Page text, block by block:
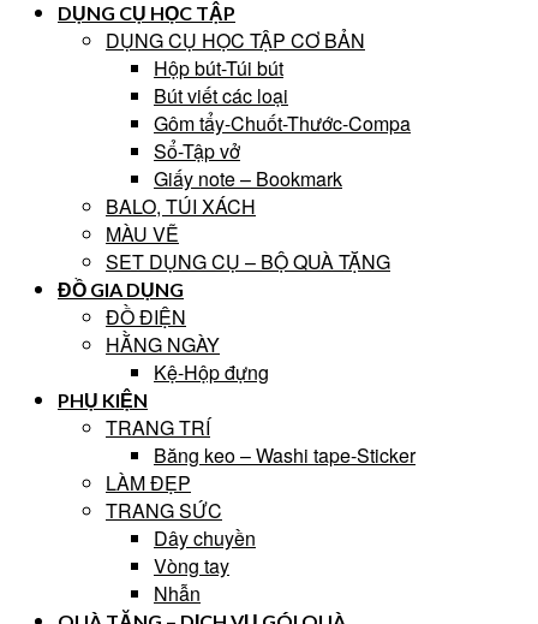
DỤNG CỤ HỌC TẬP
DỤNG CỤ HỌC TẬP CƠ BẢN
Hộp bút-Túi bút
Bút viết các loại
Gôm tẩy-Chuốt-Thước-Compa
Sổ-Tập vở
Giấy note – Bookmark
BALO, TÚI XÁCH
MÀU VẼ
SET DỤNG CỤ – BỘ QUÀ TẶNG
ĐỒ GIA DỤNG
ĐỒ ĐIỆN
HẰNG NGÀY
Kệ-Hộp đựng
PHỤ KIỆN
TRANG TRÍ
Băng keo – Washi tape-Sticker
LÀM ĐẸP
TRANG SỨC
Dây chuyền
Vòng tay
Nhẫn